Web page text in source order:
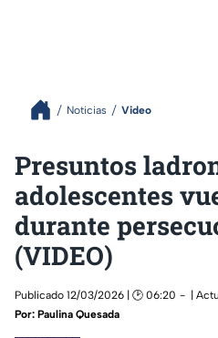
Noticias Video
Presuntos
adolescentes
durante
(VIDEO)
Publicado 12/03/2026 | 🕑 06:20
|
Por: Paulina Quesada